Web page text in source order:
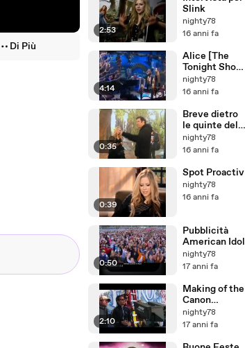
Di Più
2:53
Slink
nighty78
16 anni fa
4:14
Alice [The
Tonight Show
with Jay Leno,
03.03.2010]
nighty78
16 anni fa
0:35
Breve dietro
le quinte del
video di Alice
nighty78
16 anni fa
0:39
Spot Proactiv
nighty78
16 anni fa
0:50
Pubblicità
American Idol
nighty78
17 anni fa
2:10
Making of the
Canon
commercial
nighty78
17 anni fa